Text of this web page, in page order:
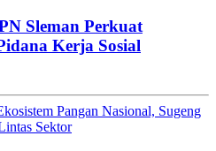
Sleman Perkuat
Kerja Sosial
Pangan Nasional, Sugeng
Sektor